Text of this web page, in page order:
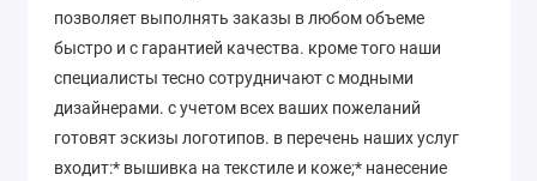
позволяет выполнять заказы в любом объеме
быстро и с гарантией качества. кроме того наши
специалисты тесно сотрудничают с модными
дизайнерами. с учетом всех ваших пожеланий
готовят эскизы логотипов. в перечень наших услуг
входит:* вышивка на текстиле и коже;* нанесение